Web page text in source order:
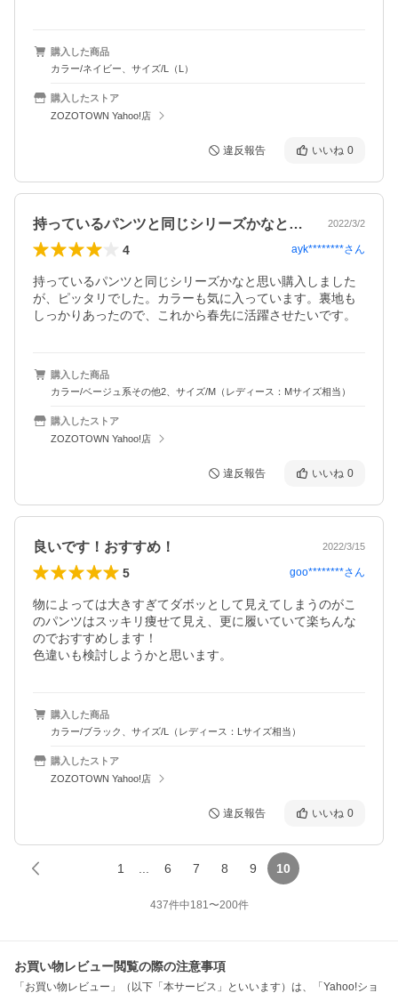
購入した商品
カラー/ネイビー、サイズ/L（L）
購入したストア
ZOZOTOWN Yahoo!店
違反報告 いいね 0
持っているパンツと同じシリーズかなと思… 2022/3/2
4 ayk********さん
持っているパンツと同じシリーズかなと思い購入しました
が、ピッタリでした。カラーも気に入っています。裏地も
しっかりあったので、これから春先に活躍させたいです。
購入した商品
カラー/ベージュ系その他2、サイズ/M（レディース：Mサイズ相当）
購入したストア
ZOZOTOWN Yahoo!店
違反報告 いいね 0
良いです！おすすめ！ 2022/3/15
5 goo********さん
物によっては大きすぎてダボッとして見えてしまうのがこ
のパンツはスッキリ痩せて見え、更に履いていて楽ちんな
のでおすすめします！
色違いも検討しようかと思います。
購入した商品
カラー/ブラック、サイズ/L（レディース：Lサイズ相当）
購入したストア
ZOZOTOWN Yahoo!店
違反報告 いいね 0
1 6 7 8 9 10
437件中181〜200件
お買い物レビュー閲覧の際の注意事項
「お買い物レビュー」（以下「本サービス」といいます）は、「Yahoo!ショ